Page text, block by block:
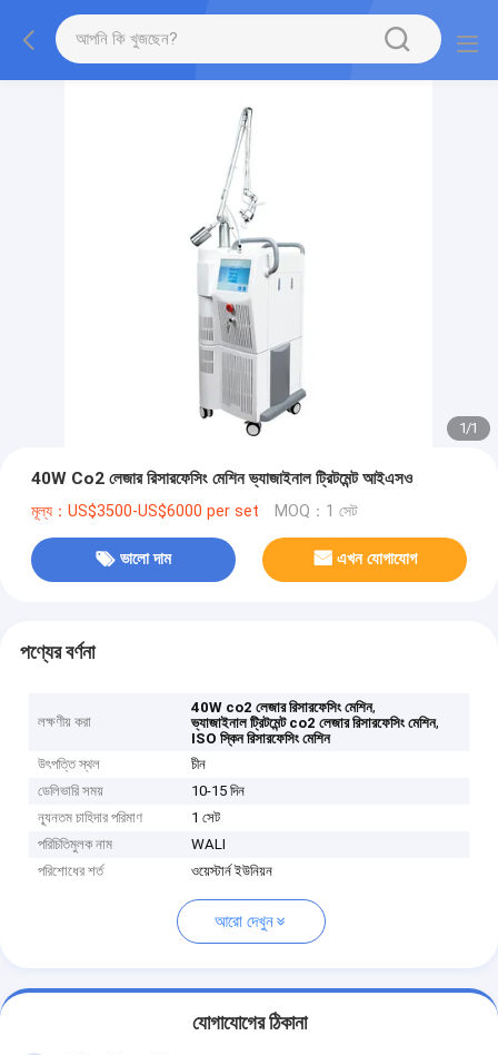
1/1
40W Co2 লেজার রিসারফেসিং মেশিন ভ্যাজাইনাল ট্রিটমেন্ট আইএসও
মূল্য：US$3500-US$6000 per set MOQ：1 সেট
ভালো দাম এখন যোগাযোগ
পণ্যের বর্ণনা
লক্ষণীয় করা
40W co2 লেজার রিসারফেসিং মেশিন,
ভ্যাজাইনাল ট্রিটমেন্ট co2 লেজার রিসারফেসিং মেশিন,
ISO স্কিন রিসারফেসিং মেশিন
উৎপত্তি স্থল
চীন
ডেলিভারি সময়
10-15 দিন
ন্যূনতম চাহিদার পরিমাণ
1 সেট
পরিচিতিমুলক নাম
WALI
পরিশোধের শর্ত
ওয়েস্টার্ন ইউনিয়ন
আরো দেখুন
যোগাযোগের ঠিকানা